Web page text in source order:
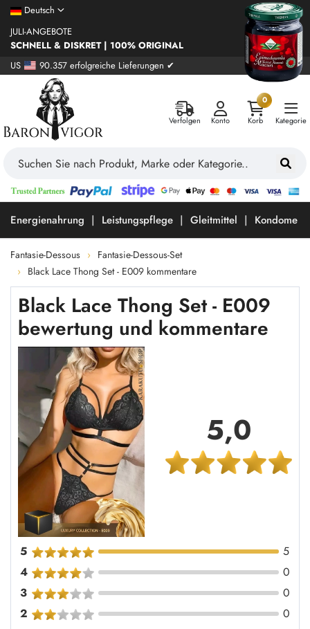
Deutsch
JULI-ANGEBOTE
SCHNELL & DISKRET | 100% ORIGINAL
US
90.357 erfolgreiche Lieferungen ✔
Verfolgen Konto
0
Korb
Kategorie
Energienahrung Leistungspflege Gleitmittel Kondome
Fantasie-Dessous
Fantasie-Dessous-Set
Black Lace Thong Set - E009 kommentare
Black Lace Thong Set - E009
bewertung und kommentare
5,0
5
5
4
0
3
0
2
0